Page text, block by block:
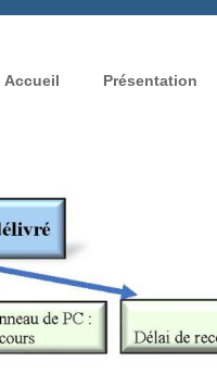
Accueil Présentation